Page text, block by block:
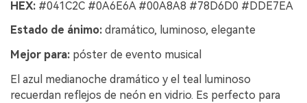
HEX: #041C2C #0A6E6A #00A8A8 #78D6D0 #DDE7EA
Estado de ánimo: dramático, luminoso, elegante
Mejor para: póster de evento musical
El azul medianoche dramático y el teal luminoso
recuerdan reflejos de neón en vidrio. Es perfecto para